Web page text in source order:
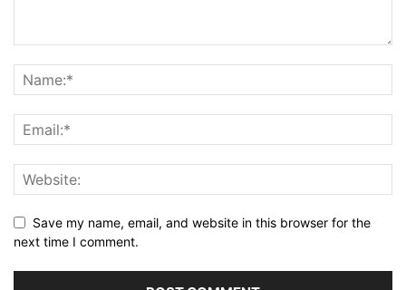
Save my name, email, and website in this browser for the
next time I comment.